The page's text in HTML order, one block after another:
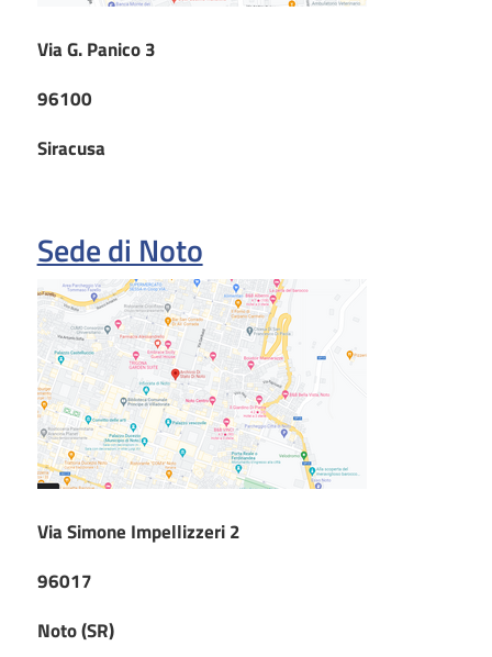
Via G. Panico 3
96100
Siracusa
Sede di Noto
Via Simone Impellizzeri 2
96017
Noto (SR)